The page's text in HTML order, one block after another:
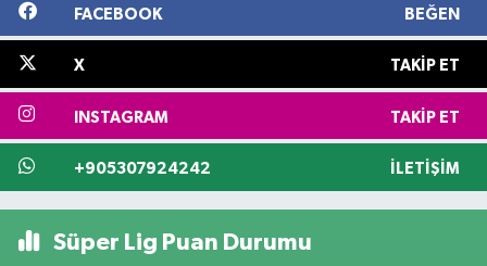
FACEBOOK BEĞEN
X TAKIP ET
INSTAGRAM TAKIP ET
+905307924242 İLETIŞIM
Süper Lig Puan Durumu